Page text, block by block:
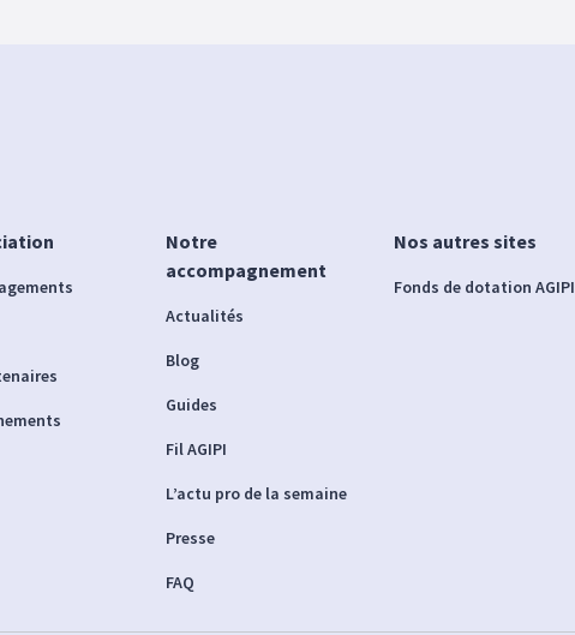
Notre
accompagnement
Actualités
Blog
Guides
Fil AGIPI
L’actu pro de la semaine
Presse
FAQ
Nos autres sites
Fonds de dotation AGIPI